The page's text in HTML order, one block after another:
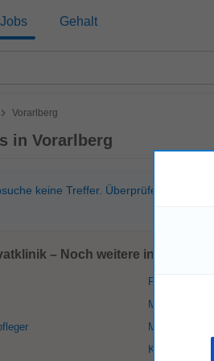
Jobs Gehalt
> Vorarlberg
in Vorarlberg
keine Treffer. Überprüfen Sie
– Noch weitere
Facharzt
Masseur
Medizin
Klinik